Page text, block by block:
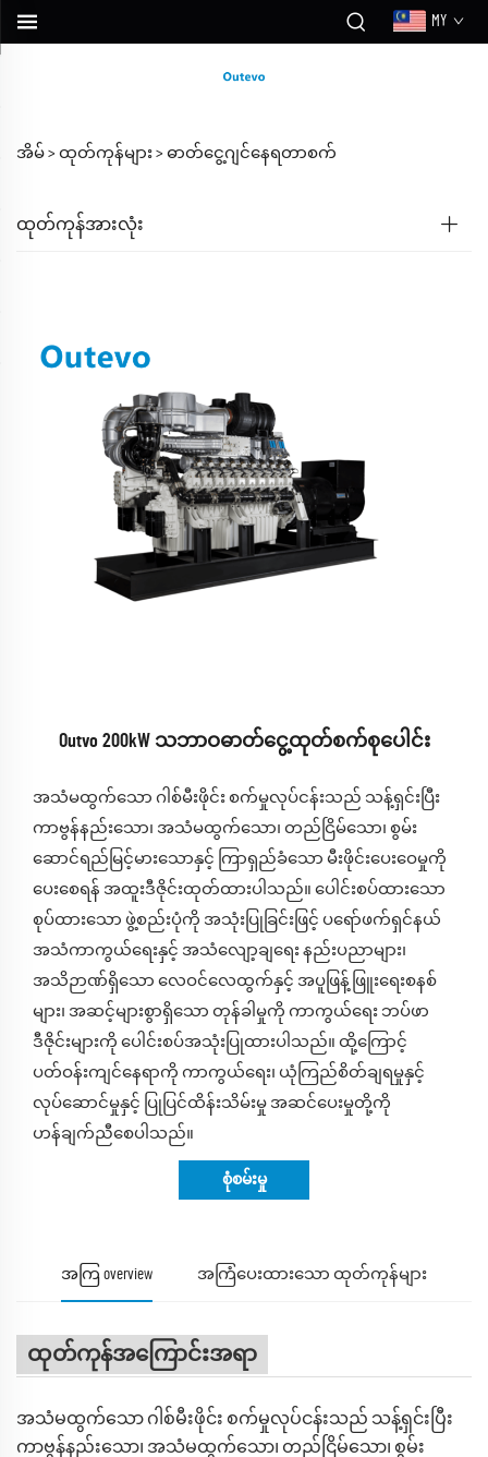
MY
အိမ် > ထုတ်ကုန်များ > ဓာတ်ငွေ့ဂျင်နေရတာစက်
ထုတ်ကုန်အားလုံး
Outvo 200kW သဘာဝဓာတ်ငွေ့ထုတ်စက်စုပေါင်း
အသံမထွက်သော ဂါစ်မီးဖိုင်း စက်မှုလုပ်ငန်းသည် သန့်ရှင်းပြီး
ကာဗွန်နည်းသော၊ အသံမထွက်သော၊ တည်ငြိမ်သော၊ စွမ်း
ဆောင်ရည်မြင့်မားသောနှင့် ကြာရှည်ခံသော မီးဖိုင်းပေးဝေမှုကို
ပေးစေရန် အထူးဒီဇိုင်းထုတ်ထားပါသည်။ ပေါင်းစပ်ထားသော
စုပ်ထားသော ဖွဲ့စည်းပုံကို အသုံးပြုခြင်းဖြင့် ပရော်ဖက်ရှင်နယ်
အသံကာကွယ်ရေးနှင့် အသံလျော့ချရေး နည်းပညာများ၊
အသိဉာဏ်ရှိသော လေဝင်လေထွက်နှင့် အပူဖြန့်ဖြူးရေးစနစ်
များ၊ အဆင့်များစွာရှိသော တုန်ခါမှုကို ကာကွယ်ရေး ဘပ်ဖာ
ဒီဇိုင်းများကို ပေါင်းစပ်အသုံးပြုထားပါသည်။ ထို့ကြောင့်
ပတ်ဝန်းကျင်နေရာကို ကာကွယ်ရေး၊ ယုံကြည်စိတ်ချရမှုနှင့်
လုပ်ဆောင်မှုနှင့် ပြုပြင်ထိန်းသိမ်းမှု အဆင်ပေးမှုတို့ကို
ဟန်ချက်ညီစေပါသည်။
စုံစမ်းမှု
အကြ overview အကြံပေးထားသော ထုတ်ကုန်များ
ထုတ်ကုန်အကြောင်းအရာ
အသံမထွက်သော ဂါစ်မီးဖိုင်း စက်မှုလုပ်ငန်းသည် သန့်ရှင်းပြီး
ကာဗွန်နည်းသော၊ အသံမထွက်သော၊ တည်ငြိမ်သော၊ စွမ်း